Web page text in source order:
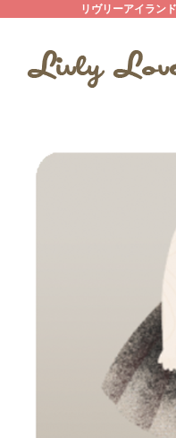
リヴリーアイラン